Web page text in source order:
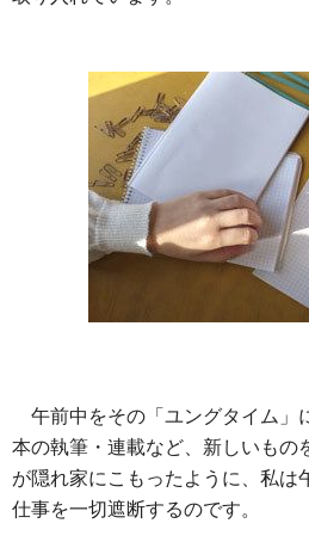
午前中をその「ユングタイム」
本の執筆・連載など、新しいもの
が隠れ家にこもったように、私は
仕事を一切遮断するのです。